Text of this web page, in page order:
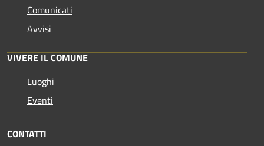
Comunicati
Avvisi
VIVERE IL COMUNE
Luoghi
Eventi
CONTATTI